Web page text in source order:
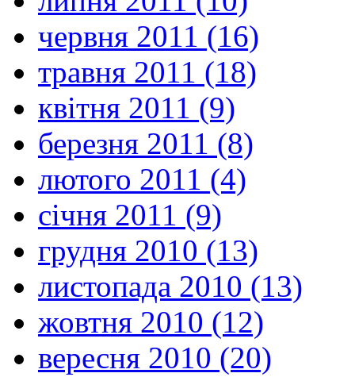
червня 2011 (16)
травня 2011 (18)
квітня 2011 (9)
березня 2011 (8)
лютого 2011 (4)
січня 2011 (9)
грудня 2010 (13)
листопада 2010 (13)
жовтня 2010 (12)
вересня 2010 (20)